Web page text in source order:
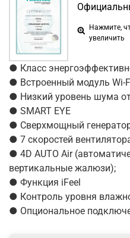
Нажмите,
увеличить
● Класс
● Встроенный модуль Wi-
● Низкий уровень шума
● SMART EYE
● Сверхмощный
● 7 скоростей
● 4D AUTO Air
вертикальные жалюзи);
● Функция iFeel
● Контроль уровня
● Опциональное